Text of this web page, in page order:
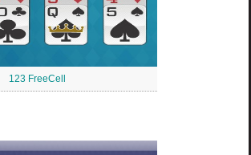
123 FreeCell